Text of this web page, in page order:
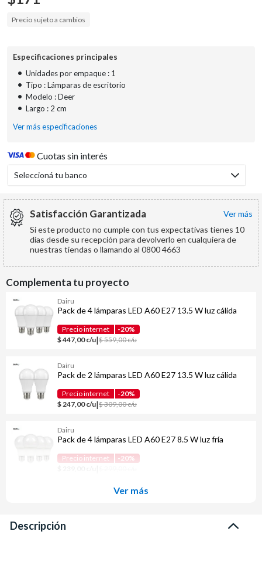
Precio sujeto a cambios
Especificaciones principales
• Unidades por empaque : 1
• Tipo : Lámparas de escritorio
• Modelo : Deer
• Largo : 2 cm
Ver más especificaciones
Cuotas sin interés
Seleccioná tu banco
Satisfacción Garantizada
ver más
Si este producto no cumple con tus expectativas tienes 10
días desde su recepción para devolverlo en cualquiera de
nuestras tiendas o llamando al 0800 4663
Complementa tu proyecto
Dairu
Pack de 4 lámparas LED A60 E27 13.5 W luz cálida
Precio internet
-20%
$ 447,00 c/u|$ 559,00 c/u
Dairu
Pack de 2 lámparas LED A60 E27 13.5 W luz cálida
Precio internet
-20%
$ 247,00 c/u|$ 309,00 c/u
Dairu
Pack de 4 lámparas LED A60 E27 8.5 W luz fría
Precio internet
-20%
Ver más
Descripción